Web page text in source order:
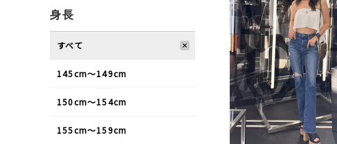
身長
すべて
145cm〜149cm
150cm〜154cm
155cm〜159cm